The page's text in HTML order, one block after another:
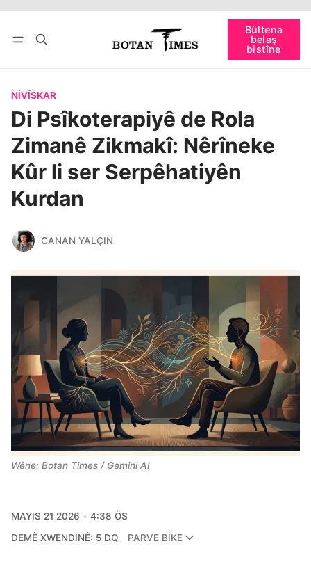
Bûltena
belaş
bistîne
bişopîne
NIVÎSKAR
Di Psîkoterapiyê de Rola
Zimanê Zikmakî: Nêrîneke
Kûr li ser Serpêhatiyên
Kurdan
CANAN YALÇIN
Wêne: Botan Times / Gemini AI
MAYIS 21 2026
4:38 ÖS
DEMÊ XWENDINÊ: 5 DQ
PARVE BIKE